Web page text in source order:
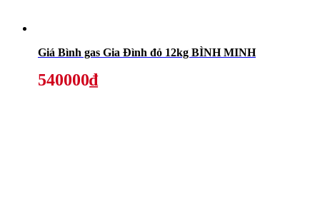
Giá Bình gas Gia Đình đỏ 12kg BÌNH MINH
540000₫